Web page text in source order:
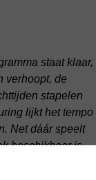
staat klaar,
verhoopt, de
stapelen
lijkt het tempo
Net dáár speelt
beschikbaar is